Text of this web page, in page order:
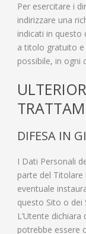
Per esercitare i
indirizzare una
indicati in questo
a titolo gratuito e
possibile, in ogni
DIFESA IN
I Dati Personali
parte del Titolare
eventuale
questo Sito o dei
L’Utente
potrebbe essere